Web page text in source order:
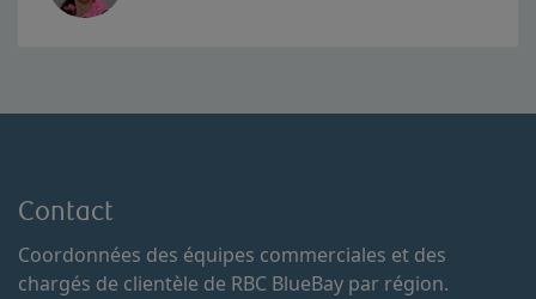
Contact
Coordonnées des équipes commerciales et des
chargés de clientèle de RBC BlueBay par région.